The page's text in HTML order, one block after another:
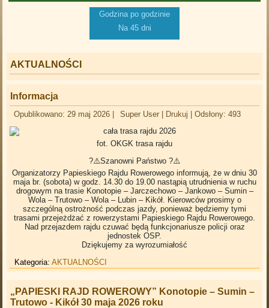
Godzina po godzinie
Na 45 dni
AKTUALNOŚCI
Informacja
Opublikowano: 29 maj 2026 Super User Drukuj |Odsłony: 493
fot. OKGK trasa rajdu
?⚠️Szanowni Państwo ?⚠️
Organizatorzy Papieskiego Rajdu Rowerowego informują, że w dniu 30
maja br. (sobota) w godz. 14.30 do 19.00 nastąpią utrudnienia w ruchu
drogowym na trasie Konotopie – Jarczechowo – Jankowo – Sumin –
Wola – Trutowo – Wola – Lubin – Kikół. Kierowców prosimy o
szczególną ostrożność podczas jazdy, ponieważ będziemy tymi
trasami przejeżdżać z rowerzystami Papieskiego Rajdu Rowerowego.
Nad przejazdem rajdu czuwać będą funkcjonariusze policji oraz
jednostek OSP.
Dziękujemy za wyrozumiałość
Kategoria:AKTUALNOŚCI
„PAPIESKI RAJD ROWEROWY” Konotopie – Sumin –
Trutowo - Kikół 30 maja 2026 roku